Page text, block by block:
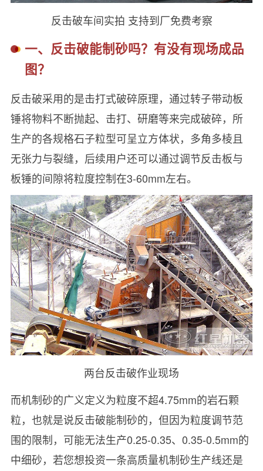
反击破车间实拍 支持到厂免费考察
一、反击破能制砂吗？有没有现场成品
图？
反击破采用的是击打式破碎原理，通过转子带动板
锤将物料不断抛起、击打、研磨等来完成破碎，所
生产的各规格石子粒型可呈立方体状，多角多棱且
无张力与裂缝，后续用户还可以通过调节反击板与
板锤的间隙将粒度控制在3-60mm左右。
两台反击破作业现场
而机制砂的广义定义为粒度不超4.75mm的岩石颗
粒，也就是说反击破能制砂的，但因为粒度调节范
围的限制，可能无法生产0.25-0.35、0.35-0.5mm的
中细砂，若您想投资一条高质量机制砂生产线还是